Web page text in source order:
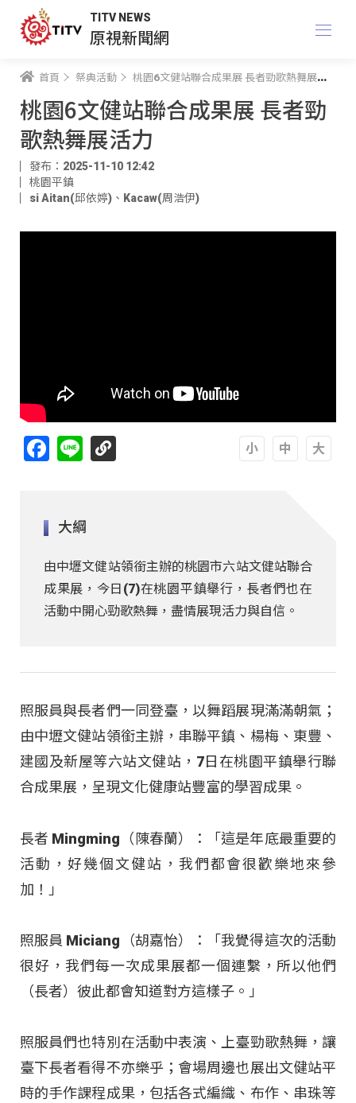
TITV NEWS
原視新聞網
首頁 祭典活動 桃園6文健站聯合成果展 長者勁歌熱舞展活力
桃園6文健站聯合成果展 長者勁
歌熱舞展活力
發布：2025-11-10 12:42
桃園平鎮
si Aitan(邱依婷) 、 Kacaw(周浩伊)
Facebook
Line
大綱
由中壢文健站領銜主辦的桃園市六站文健站聯合
成果展，今日(7)在桃園平鎮舉行，長者們也在
活動中開心勁歌熱舞，盡情展現活力與自信。
照服員與長者們一同登臺，以舞蹈展現滿滿朝氣；
由中壢文健站領銜主辦，串聯平鎮、楊梅、東豐、
建國及新屋等六站文健站，7日在桃園平鎮舉行聯
合成果展，呈現文化健康站豐富的學習成果。
長者 Mingming（陳春蘭）：「這是年底最重要的
活動，好幾個文健站，我們都會很歡樂地來參
加！」
照服員 Miciang（胡嘉怡）：「我覺得這次的活動
很好，我們每一次成果展都一個連繫，所以他們
（長者）彼此都會知道對方這樣子。」
照服員們也特別在活動中表演、上臺勁歌熱舞，讓
臺下長者看得不亦樂乎；會場周邊也展出文健站平
時的手作課程成果，包括各式編織、布作、串珠等